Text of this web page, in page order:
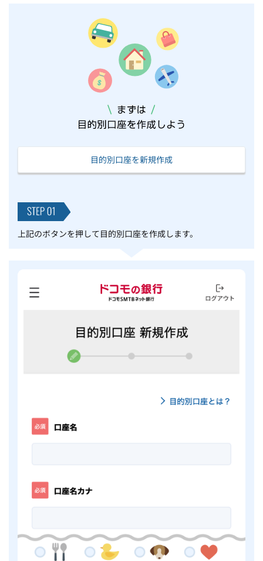
目的別口座を新規作成
上記のボタンを押して目的別口座を作成します。